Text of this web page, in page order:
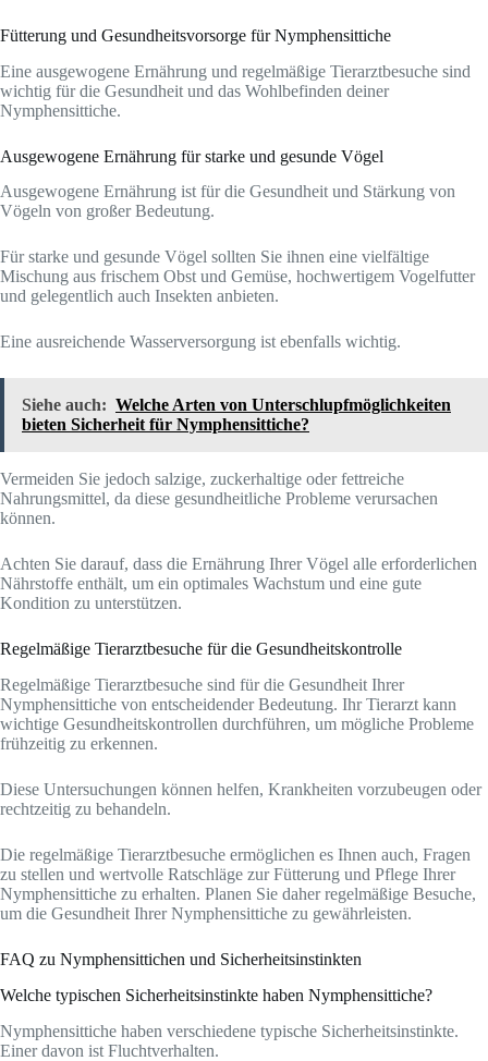
Fütterung und Gesundheitsvorsorge für Nymphensittiche
Eine ausgewogene Ernährung und regelmäßige Tierarztbesuche sind
wichtig für die Gesundheit und das Wohlbefinden deiner
Nymphensittiche.
Ausgewogene Ernährung für starke und gesunde Vögel
Ausgewogene Ernährung ist für die Gesundheit und Stärkung von
Vögeln von großer Bedeutung.
Für starke und gesunde Vögel sollten Sie ihnen eine vielfältige
Mischung aus frischem Obst und Gemüse, hochwertigem Vogelfutter
und gelegentlich auch Insekten anbieten.
Eine ausreichende Wasserversorgung ist ebenfalls wichtig.
Siehe auch: Welche Arten von Unterschlupfmöglichkeiten
bieten Sicherheit für Nymphensittiche?
Vermeiden Sie jedoch salzige, zuckerhaltige oder fettreiche
Nahrungsmittel, da diese gesundheitliche Probleme verursachen
können.
Achten Sie darauf, dass die Ernährung Ihrer Vögel alle erforderlichen
Nährstoffe enthält, um ein optimales Wachstum und eine gute
Kondition zu unterstützen.
Regelmäßige Tierarztbesuche für die Gesundheitskontrolle
Regelmäßige Tierarztbesuche sind für die Gesundheit Ihrer
Nymphensittiche von entscheidender Bedeutung. Ihr Tierarzt kann
wichtige Gesundheitskontrollen durchführen, um mögliche Probleme
frühzeitig zu erkennen.
Diese Untersuchungen können helfen, Krankheiten vorzubeugen oder
rechtzeitig zu behandeln.
Die regelmäßige Tierarztbesuche ermöglichen es Ihnen auch, Fragen
zu stellen und wertvolle Ratschläge zur Fütterung und Pflege Ihrer
Nymphensittiche zu erhalten. Planen Sie daher regelmäßige Besuche,
um die Gesundheit Ihrer Nymphensittiche zu gewährleisten.
FAQ zu Nymphensittichen und Sicherheitsinstinkten
Welche typischen Sicherheitsinstinkte haben Nymphensittiche?
Nymphensittiche haben verschiedene typische Sicherheitsinstinkte.
Einer davon ist Fluchtverhalten.